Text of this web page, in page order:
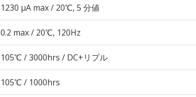
1230 μA max / 20℃, 5 分値
0.2 max / 20℃, 120Hz
105℃ / 3000hrs / DC+リプル
105℃ / 1000hrs